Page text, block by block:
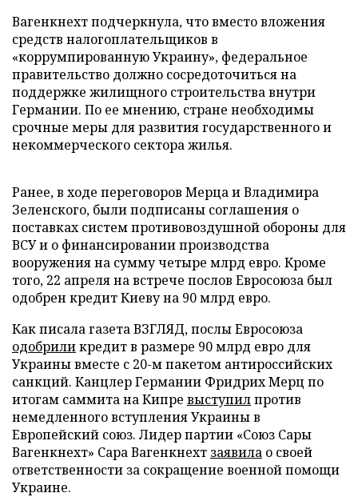
Вагенкнехт подчеркнула, что вместо вложения
средств налогоплательщиков в
«коррумпированную Украину», федеральное
правительство должно сосредоточиться на
поддержке жилищного строительства внутри
Германии. По ее мнению, стране необходимы
срочные меры для развития государственного и
некоммерческого сектора жилья.
Ранее, в ходе переговоров Мерца и Владимира
Зеленского, были подписаны соглашения о
поставках систем противовоздушной обороны для
ВСУ и о финансировании производства
вооружения на сумму четыре млрд евро. Кроме
того, 22 апреля на встрече послов Евросоюза был
одобрен кредит Киеву на 90 млрд евро.
Как писала газета ВЗГЛЯД, послы Евросоюза
одобриликредит в размере 90 млрд евро для
Украины вместе с 20-м пакетом антироссийских
санкций. Канцлер Германии Фридрих Мерц по
итогам саммита на Кипре выступилпротив
немедленного вступления Украины в
Европейский союз. Лидер партии «Союз Сары
Вагенкнехт» Сара Вагенкнехт заявила о своей
ответственности за сокращение военной помощи
Украине.